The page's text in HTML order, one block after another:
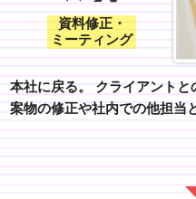
資料修正・
ミーティング
本社に戻る。 クライアントと
案物の修正や社内での他担当